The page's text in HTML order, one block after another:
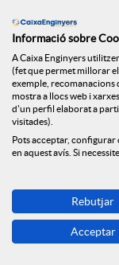
m
p
a
r
t
El Grup
servei a
tercer any
NEWS &
l'economia
Clade
NEWS &
Informació sobre
A Caixa Enginyers
(fet que permet millorar
exemple, recomanacions
mostra a llocs web i
d'un perfil elaborat a
visitades).
Pots acceptar,
en aquest avís. Si
Rebutjar
Acceptar